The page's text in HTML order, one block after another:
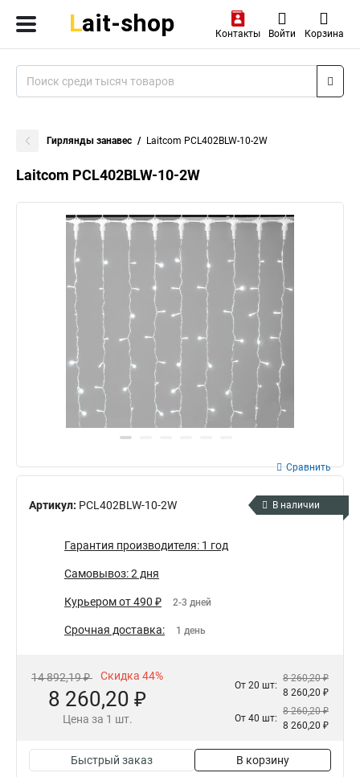
Контакты Войти Корзина
Гирлянды занавес Laitcom PCL402BLW-10-2W
Laitcom PCL402BLW-10-2W
Артикул: PCL402BLW-10-2W
Сравнить
В наличии
Гарантия производителя: 1 год
Самовывоз: 2 дня
Курьером от 490 ₽ 2-3 дней
Срочная доставка: 1 день
14 892,19 ₽ Скидка 44%
8 260,20 ₽
Цена за 1 шт.
От 20 шт:
8 260,20 ₽
8 260,20 ₽
От 40 шт:
8 260,20 ₽
8 260,20 ₽
Быстрый заказ В корзину